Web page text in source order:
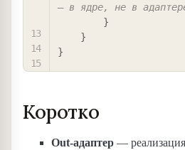
— в ядре, не в
}
}
}
Коротко
Out-адаптер —